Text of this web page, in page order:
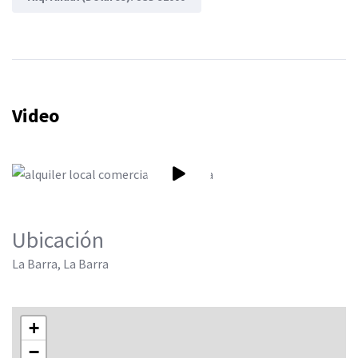
Video
Ubicación
La Barra, La Barra
+
−